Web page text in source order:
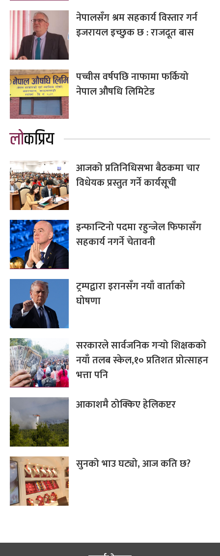
नेपालसँग श्रम सहकार्य विस्तार गर्न
इजरायल इच्छुक छ : राजदूत बास
पच्चीस वर्षपछि नाफामा फर्कियो
नेपाल औषधि लिमिटेड
लोकप्रिय
आजको प्रतिनिधिसभा बैठकमा चार
विधेयक प्रस्तुत गर्ने कार्यसूची
इन्फान्टिनो पदमा रहुन्जेल फिफासँग
सहकार्य नगर्ने चेतावनी
ट्रम्पद्वारा इरानसँग नयाँ वार्ताको
घोषणा
सरकारले सार्वजनिक गर्‍यो शिक्षकको
नयाँ तलब स्केल,१० प्रतिशत प्रोत्साहन
भत्ता पनि
आकाशमै ठोक्किए हेलिकप्टर
सुनको भाउ घट्यो, आज कति छ?